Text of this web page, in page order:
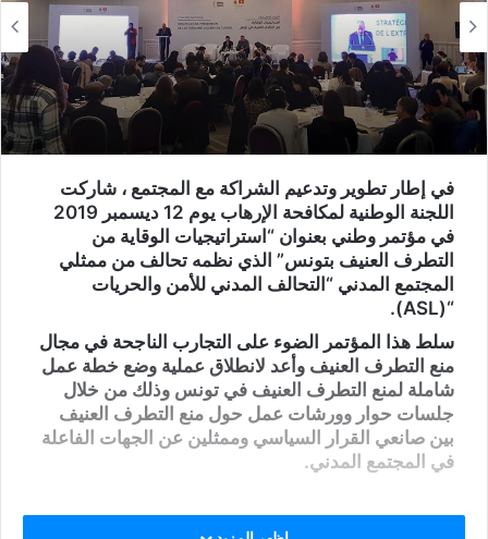
في إطار تطوير وتدعيم الشراكة مع المجتمع ، شاركت
اللجنة الوطنية لمكافحة الإرهاب يوم 12 ديسمبر 2019
في مؤتمر وطني بعنوان “استراتيجيات الوقاية من
التطرف العنيف بتونس” الذي نظمه تحالف من ممثلي
المجتمع المدني “التحالف المدني للأمن والحريات
“(ASL).
سلط هذا المؤتمر الضوء على التجارب الناجحة في مجال
منع التطرف العنيف وأعد لانطلاق عملية وضع خطة عمل
شاملة لمنع التطرف العنيف في تونس وذلك من خلال
جلسات حوار وورشات عمل حول منع التطرف العنيف
بين صانعي القرار السياسي وممثلين عن الجهات الفاعلة
في المجتمع المدني.